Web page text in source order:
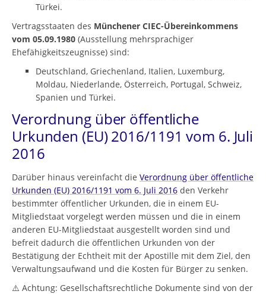
Türkei.
Vertragsstaaten des Münchener CIEC-Übereinkommens
vom 05.09.1980 (Ausstellung mehr­sprachiger
Ehefähigkeitszeugnisse) sind:
Deutschland, Griechenland, Italien, Luxemburg,
Moldau, Niederlande, Österreich, Portugal, Schweiz,
Spanien und Türkei.
Verordnung über öffentliche
Urkunden (EU) 2016/1191 vom 6. Juli
2016
Darüber hinaus vereinfacht die Verordnung über öffentliche
Urkunden (EU) 2016/1191 vom 6. Juli 2016 den Verkehr
bestimmter öffentlicher Urkunden, die in einem EU-
Mitgliedstaat vorgelegt werden müssen und die in einem
anderen EU-Mitgliedstaat ausgestellt worden sind und
befreit dadurch die öffentlichen Urkunden von der
Bestätigung der Echtheit mit der Apostille mit dem Ziel, den
Verwaltungsaufwand und die Kosten für Bürger zu senken.
⚠️ Achtung: Gesellschaftsrechtliche Dokumente sind von der